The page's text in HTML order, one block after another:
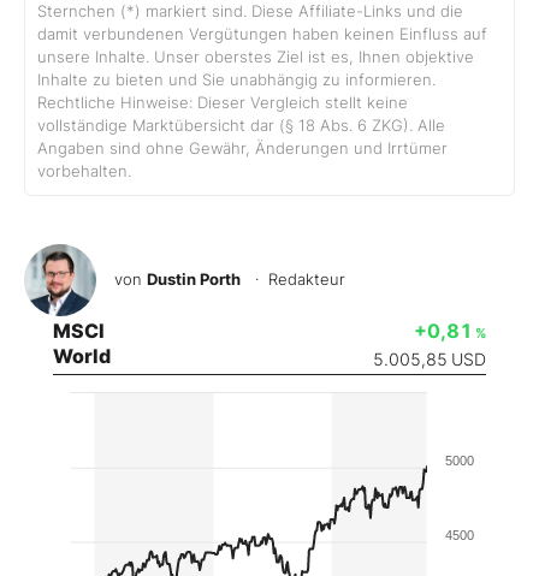
Sternchen (*) markiert sind. Diese Affiliate-Links und die
damit verbundenen Vergütungen haben keinen Einfluss auf
unsere Inhalte. Unser oberstes Ziel ist es, Ihnen objektive
Inhalte zu bieten und Sie unabhängig zu informieren.
Rechtliche Hinweise: Dieser Vergleich stellt keine
vollständige Marktübersicht dar (§ 18 Abs. 6 ZKG). Alle
Angaben sind ohne Gewähr, Änderungen und Irrtümer
vorbehalten.
von Dustin Porth · Redakteur
MSCI
World
+0,81 %
5.005,85 USD
4500
5000